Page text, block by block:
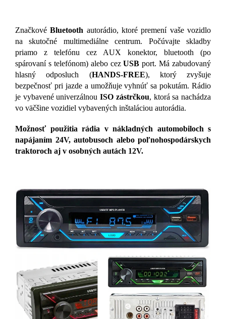
ZnačkovéBluetooth autorádio, ktoré premení vaše vozidlo
na skutočné multimediálne centrum. Počúvajte skladby
priamo z telefónu cez AUX konektor, bluetooth (po
spárovaní s telefónom) alebo cezUSB port. Má zabudovaný
hlasný odposluch (HANDS-FREE), ktorý zvyšuje
bezpečnosť pri jazde a umožňuje vyhnúť sa pokutám. Rádio
je vybavené univerzálnouISO zástrčkou, ktorá sa nachádza
vo väčšine vozidiel vybavených inštaláciou autorádia.
Možnosť použitia rádia v nákladných automobiloch s
napájaním 24V, autobusoch alebo poľnohospodárskych
traktoroch aj v osobných autách 12V.